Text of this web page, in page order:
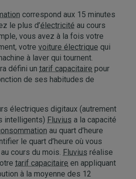
correspond aux 15 minutes
le plus d’électricité au cours
vous avez à la fois votre
votre voiture électrique qui
à laver qui tournent.
défini un tarif capacitaire pour
de ses habitudes de
électriques digitaux (autrement
intelligents) Fluvius a la capacité
au quart d’heure
le quart d’heure où vous
cours du mois. Fluvius réalise
tarif capacitaire en appliquant
à la moyenne des 12